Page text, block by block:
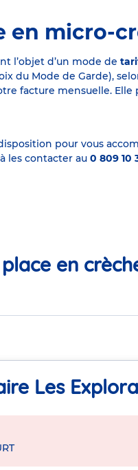
en micro-
l’objet d’un mode de
du Mode de Garde),
facture mensuelle. Elle
pour vous
les contacter au 0 809 10
en
Les